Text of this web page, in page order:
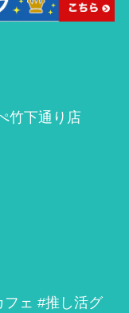
竹下通り店
ェ #推し活グ